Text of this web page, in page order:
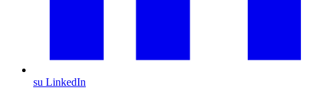
su LinkedIn